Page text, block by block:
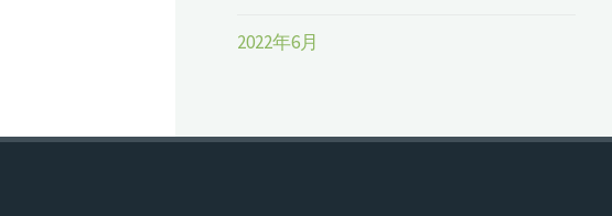
2022年6月